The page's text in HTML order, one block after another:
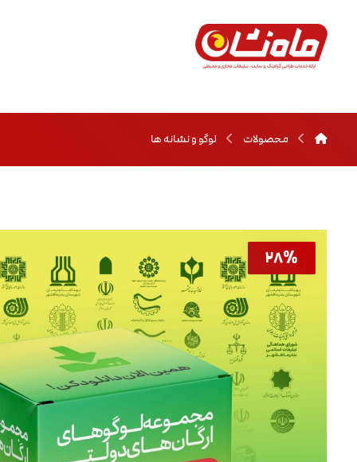
محصولات لوگو و نشانه ها
۲۸%